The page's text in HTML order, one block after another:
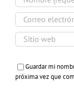
Guardar mi
próxima vez que